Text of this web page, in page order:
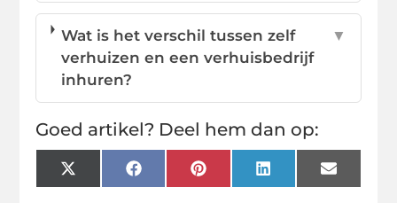
Wat is het verschil tussen zelf
verhuizen en een verhuisbedrijf
inhuren?
▼
Goed artikel? Deel hem dan op:
X
(Twitter)
FacebookPinterestLinkedInEmail